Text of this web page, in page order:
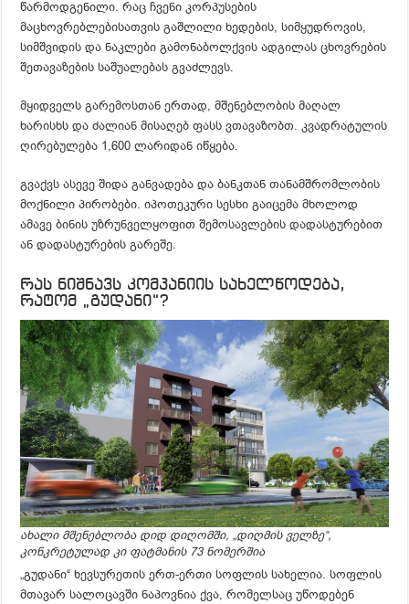
წარმოდგენილი. რაც ჩვენი კორპუსების
მაცხოვრებლებისათვის გაშლილი ხედების, სიმყუდროვის,
სიმშვიდის და ნაკლები გამონაბოლქვის ადგილას ცხოვრების
შეთავაზების საშუალებას გვაძლევს.
მყიდველს გარემოსთან ერთად, მშენებლობის მაღალ
ხარისხს და ძალიან მისაღებ ფასს ვთავაზობთ. კვადრატულის
ღირებულება 1,600 ლარიდან იწყება.
გვაქვს ასევე შიდა განვადება და ბანკთან თანამშრომლობის
მოქნილი პირობები. იპოთეკური სესხი გაიცემა მხოლოდ
ამავე ბინის უზრუნველყოფით შემოსავლების დადასტურებით
ან დადასტურების გარეშე.
რას ნიშნავს კომპანიის სახელწოდება,
რატომ „გუდანი“?
ახალი მშენებლობა დიდ დიღომში, „დიღმის ველზე“,
კონკრეტულად კი ფატმანის 73 ნომერშია
„გუდანი“ ხევსურეთის ერთ-ერთი სოფლის სახელია. სოფლის
მთავარ სალოცავში ნაპოვნია ქვა, რომელსაც უწოდებენ